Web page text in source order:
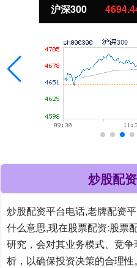
沪深300
炒股配
炒股配资平台电话,老牌配资
什么意思,现在股票配资:股票
研究，会对其业务模式、竞
析，以确保投资决策的合理性。